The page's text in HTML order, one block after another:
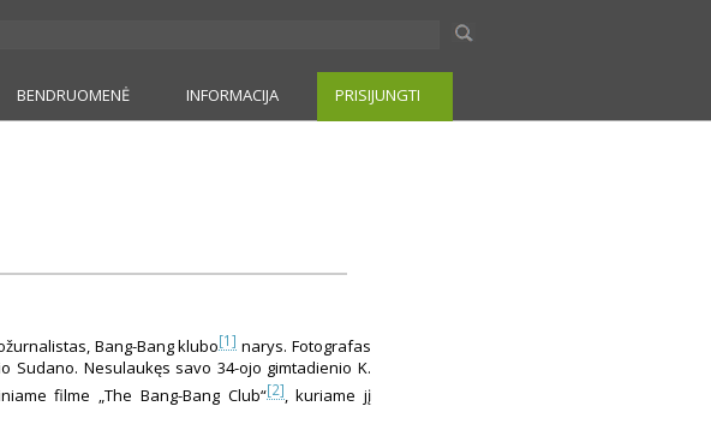
BENDRUOMENĖ INFORMACIJA PRISIJUNGTI
Bang-Bang klubo[1] narys. Fotografas
Sudano. Nesulaukęs savo 34-ojo gimtadienio K.
filme „The Bang-Bang Club“[2], kuriame jį